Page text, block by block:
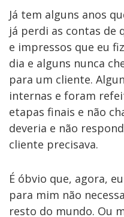
Já tem alguns anos
já perdi as contas de
e impressos que eu
dia e alguns nunca
para um cliente.
internas e foram
etapas finais e não
deveria e não
cliente precisava.
É óbvio que, agora,
para mim não
resto do mundo. Ou